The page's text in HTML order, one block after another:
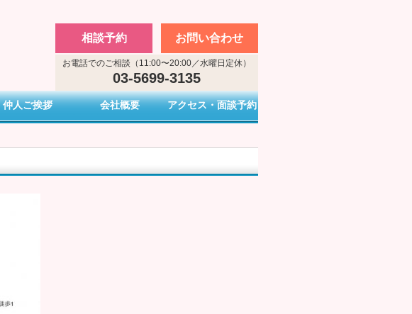
相談予約 お問い合わせ
お電話でのご相談（11:00〜20:00／水曜日定休）
03-5699-3135
仲人ご挨拶 会社概要 アクセス・面談予約